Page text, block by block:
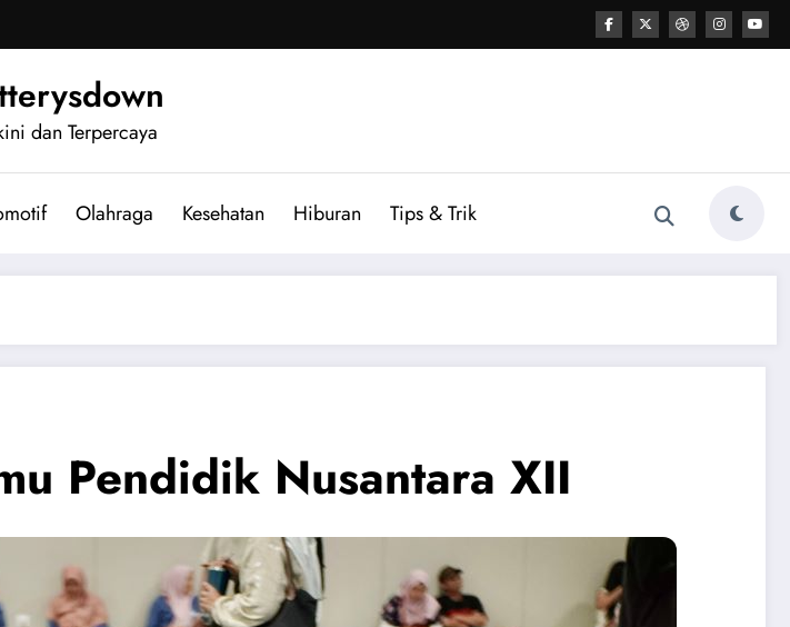
dan Terpercaya
Olahraga Kesehatan Hiburan Tips & Trik
Pendidik Nusantara XII